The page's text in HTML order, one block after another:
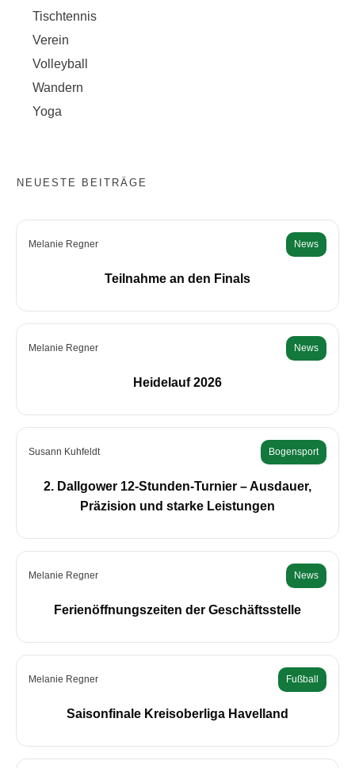
Tischtennis
Verein
Volleyball
Wandern
Yoga
NEUESTE BEITRÄGE
Melanie Regner News
Teilnahme an den Finals
Melanie Regner News
Heidelauf 2026
Susann Kuhfeldt Bogensport
2. Dallgower 12-Stunden-Turnier – Ausdauer,
Präzision und starke Leistungen
Melanie Regner News
Ferienöffnungszeiten der Geschäftsstelle
Melanie Regner Fußball
Saisonfinale Kreisoberliga Havelland